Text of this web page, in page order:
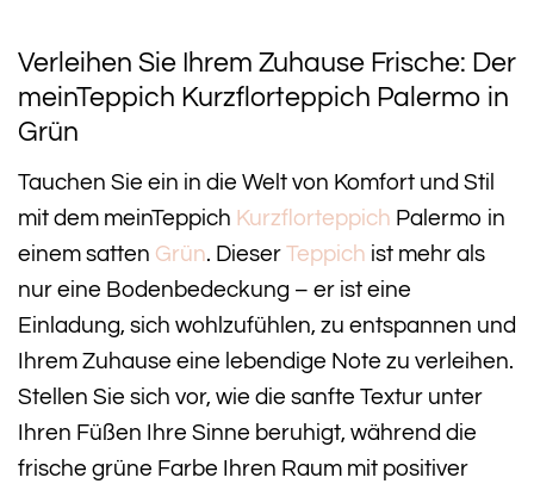
Verleihen Sie Ihrem Zuhause Frische: Der
meinTeppich Kurzflorteppich Palermo in
Grün
Tauchen Sie ein in die Welt von Komfort und Stil
mit dem meinTeppich Kurzflorteppich Palermo in
einem satten Grün. Dieser Teppich ist mehr als
nur eine Bodenbedeckung – er ist eine
Einladung, sich wohlzufühlen, zu entspannen und
Ihrem Zuhause eine lebendige Note zu verleihen.
Stellen Sie sich vor, wie die sanfte Textur unter
Ihren Füßen Ihre Sinne beruhigt, während die
frische grüne Farbe Ihren Raum mit positiver